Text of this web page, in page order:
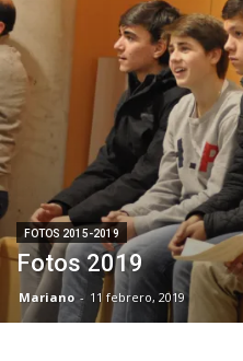
FOTOS 2015-2019
Fotos 2019
Mariano - 11 febrero, 2019